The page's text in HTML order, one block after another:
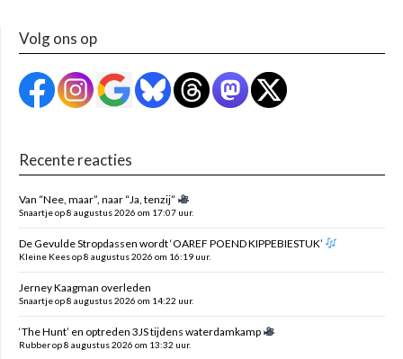
Volg ons op
Recente reacties
Van “Nee, maar”, naar “Ja, tenzij”
Snaartje op 8 augustus 2026 om 17:07 uur.
De Gevulde Stropdassen wordt ‘OAREF POEND KIPPEBIESTUK’
Kleine Kees op 8 augustus 2026 om 16:19 uur.
Jerney Kaagman overleden
Snaartje op 8 augustus 2026 om 14:22 uur.
‘The Hunt’ en optreden 3JS tijdens waterdamkamp
Rubber op 8 augustus 2026 om 13:32 uur.